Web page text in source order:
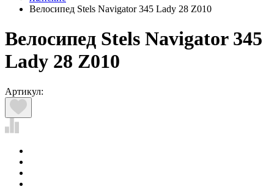
Велосипед Stels Navigator 345 Lady 28 Z010
Велосипед Stels Navigator 345
Lady 28 Z010
Артикул: